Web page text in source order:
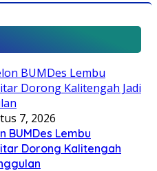
7, 2026
BUMDes Lembu
Dorong Kalitengah